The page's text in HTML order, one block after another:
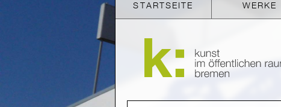
STARTSEITE WERKE